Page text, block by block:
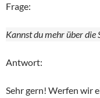
Frage:
Kannst du mehr über die
Antwort:
Sehr gern! Werfen wir